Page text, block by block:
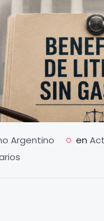
Argentino en